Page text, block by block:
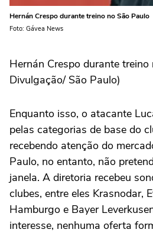
Hernán Crespo durante treino no São Paulo
Foto: Gávea News
Hernán Crespo durante
Divulgação/ São Paulo)
Enquanto isso, o atacante
pelas categorias de base do
recebendo atenção do
Paulo, no entanto, não
janela. A diretoria recebeu
clubes, entre eles Krasnodar,
Hamburgo e Bayer
interesse, nenhuma oferta